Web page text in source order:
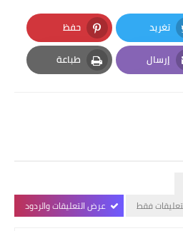
تغريد
Twitter
حفظ
Pinterest
إرسال
Email
طباعة
Print
فقط
عرض التعليقات والردود